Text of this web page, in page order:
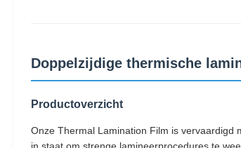
Doppelzijdige thermische
Productoverzicht
Onze Thermal Lamination Film is vervaardigd